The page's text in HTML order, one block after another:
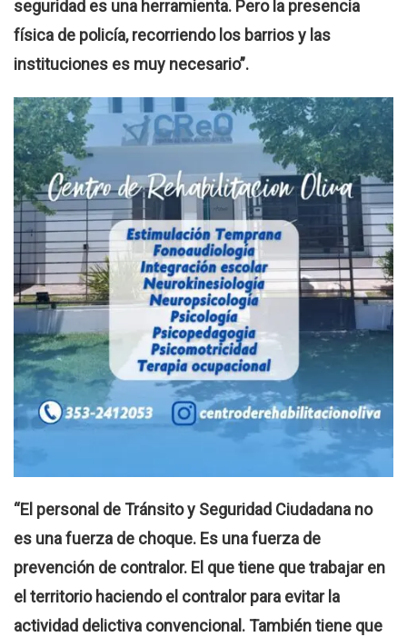
seguridad es una herramienta. Pero la presencia
física de policía, recorriendo los barrios y las
instituciones es muy necesario”.
“El personal de Tránsito y Seguridad Ciudadana no
es una fuerza de choque. Es una fuerza de
prevención de contralor. El que tiene que trabajar en
el territorio haciendo el contralor para evitar la
actividad delictiva convencional. También tiene que